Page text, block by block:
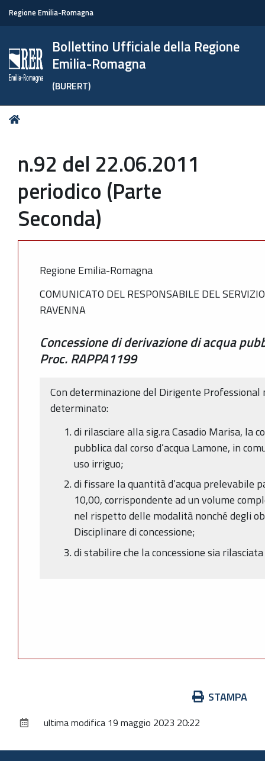
Regione Emilia-Romagna
Bollettino Ufficiale della Regione
Emilia-Romagna
(BURERT)
Tu
n.92 del 22.06.2011
periodico (Parte
Seconda)
Regione Emilia-Romagna
COMUNICATO DEL RESPONSABILE DEL
RAVENNA
Concessione di derivazione di acqua
Proc. RAPPA1199
Con determinazione del Dirigente
determinato:
di rilasciare alla sig.ra Casadio Marisa, la
pubblica dal corso d’acqua Lamone, in
uso irriguo;
di fissare la quantità d’acqua prelevabile
10,00, corrispondente ad un volume
nel rispetto delle modalità nonché degli
Disciplinare di concessione;
di stabilire che la concessione sia
documento
STAMPA
ultima modifica 19 maggio 2023 20:22